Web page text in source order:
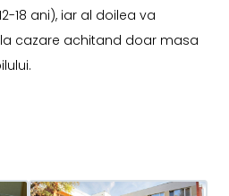
18 ani), iar al doilea va
cazare achitand doar masa